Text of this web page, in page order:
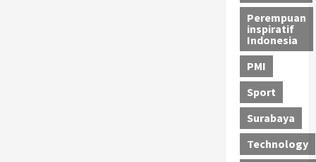
Perempuan
inspiratif
Indonesia
PMI
Sport
Surabaya
Technology